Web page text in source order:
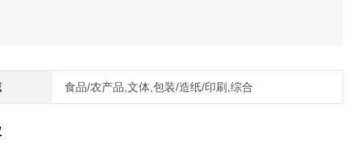
食品/农产品,文体,包装/造纸/印刷,综合